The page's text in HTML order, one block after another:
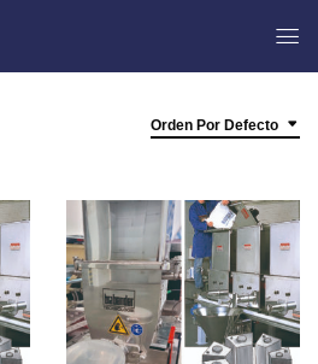
Orden Por Defecto